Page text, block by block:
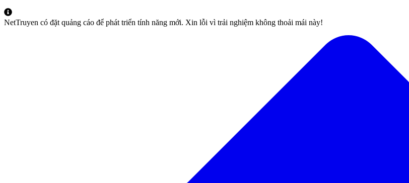
NetTruyen có đặt quảng cáo để phát triển tính năng mới. Xin lỗi vì trải nghiệm không thoải mái này!